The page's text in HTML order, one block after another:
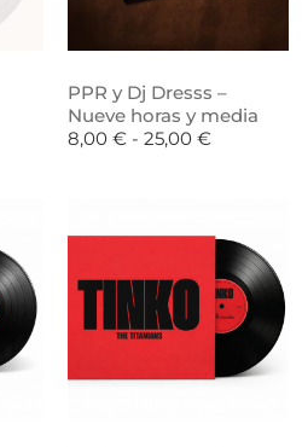
PPR y Dj Dresss –
Nueve horas y media
8,00 € - 25,00 €